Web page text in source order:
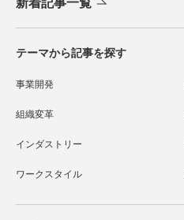
テーマから記事を探す
事業開発
組織変革
インダストリー
ワークスタイル